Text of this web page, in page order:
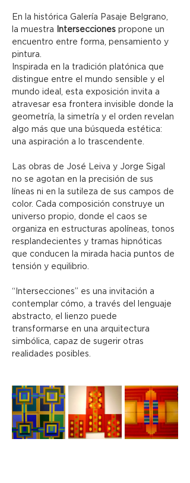
En la histórica Galería Pasaje Belgrano,
la muestra
Intersecciones propone un
encuentro entre forma, pensamiento y
pintura.
Inspirada en la tradición platónica que
distingue entre el mundo sensible y el
mundo ideal, esta exposición invita a
atravesar esa frontera invisible donde la
geometría, la simetría y el orden revelan
algo más que una búsqueda estética:
una aspiración a lo trascendente.
Las obras de José Leiva y Jorge Sigal
no se agotan en la precisión de sus
líneas ni en la sutileza de sus campos de
color. Cada composición construye un
universo propio, donde el caos se
organiza en estructuras apolíneas, tonos
resplandecientes y tramas hipnóticas
que conducen la mirada hacia puntos de
tensión y equilibrio.
“Intersecciones” es una invitación a
contemplar cómo, a través del lenguaje
abstracto, el lienzo puede
transformarse en una arquitectura
simbólica, capaz de sugerir otras
realidades posibles.